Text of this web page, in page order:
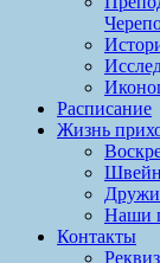
Расписание
Жизнь
Наши
Контакты